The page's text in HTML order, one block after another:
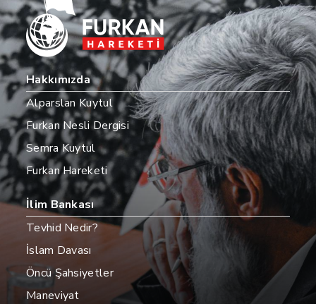
Hakkımızda
Alparslan Kuytul
Furkan Nesli Dergisi
Semra Kuytul
Furkan Hareketi
İlim Bankası
Tevhid Nedir?
İslam Davası
Öncü Şahsiyetler
Maneviyat